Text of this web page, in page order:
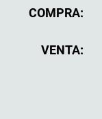
COMPRA:
VENTA: